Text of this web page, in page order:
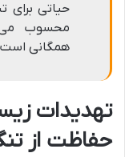
حیاتی برای
محسوب
همگانی
تهدیدات
حفاظت از